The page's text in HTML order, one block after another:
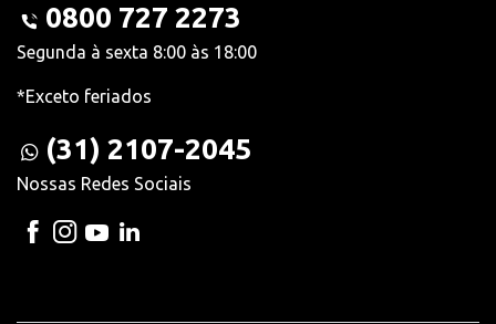
0800 727 2273
Segunda à sexta 8:00 às 18:00
*Exceto feriados
(31) 2107-2045
Nossas Redes Sociais